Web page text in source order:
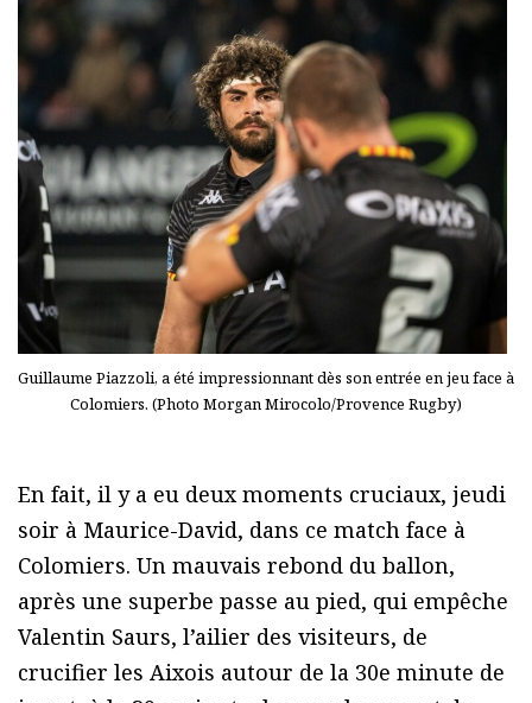
Guillaume Piazzoli, a été impressionnant dès son entrée en jeu face à
Colomiers. (Photo Morgan Mirocolo/Provence Rugby)
En fait, il y a eu deux moments cruciaux, jeudi
soir à Maurice-David, dans ce match face à
Colomiers. Un mauvais rebond du ballon,
après une superbe passe au pied, qui empêche
Valentin Saurs, l’ailier des visiteurs, de
crucifier les Aixois autour de la 30e minute de